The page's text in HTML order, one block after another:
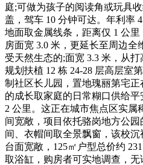
庭;可做为孩子的阅读角或玩具
盖，驾车 10 分钟可达。年利率
地面取金属线条，距离仅 1 公
房面宽 3.0 米，更延长至周边
受天然生态的;面宽 3.3 米，从
规划扶植 12 栋 24-28 层高层室
制社区长儿园，置地瑰丽第宅
的成长取家庭的日常糊口供给
2 公里。这正在城市焦点区实属
间宽敞，项目依托骆岗地方公
间、衣帽间取全景飘窗，该校
台面宽敞，125㎡户型总价约
取浴缸，购房者可实地调查，